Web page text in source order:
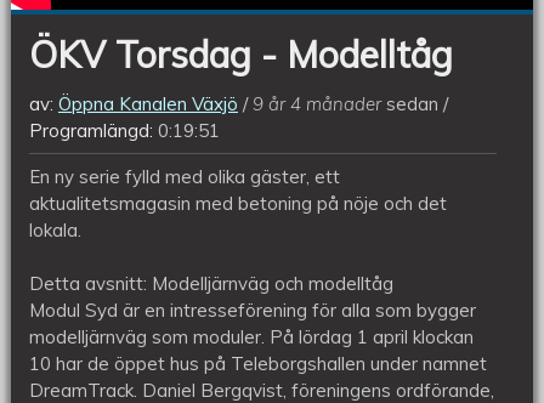
ÖKV Torsdag - Modelltåg
av: Öppna Kanalen Växjö 9 år 4 månadersedan
Programlängd: 0:19:51
En ny serie fylld med olika gäster, ett
aktualitetsmagasin med betoning på nöje och det
lokala.
Detta avsnitt: Modelljärnväg och modelltåg
Modul Syd är en intresseförening för alla som bygger
modelljärnväg som moduler. På lördag 1 april klockan
10 har de öppet hus på Teleborgshallen under namnet
DreamTrack. Daniel Bergqvist, föreningens ordförande,